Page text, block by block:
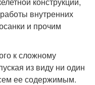
внутренних
и прочим
к сложному
из виду ни один
ее содержимым.